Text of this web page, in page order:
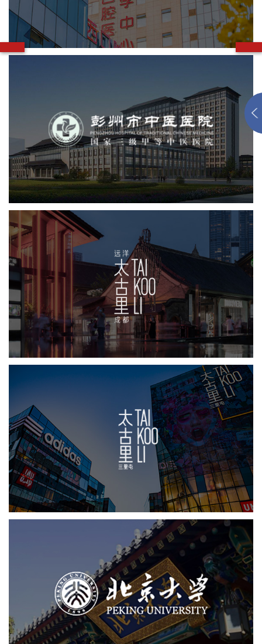
品牌官网
网站建设 网页设计
彭州市中医医院
医药医疗 医院 医院网站建设
互联网医院
品牌官网
网站建设 网页设计
成都太古里
房地产 商业地产 地产网站建设 品牌官网
太古里
品牌官网 商业地产 房地产 网站代运营
北京大学
教育网站建设 学校网站建设
大学网站建设
高校网站建设
培训教育 高校